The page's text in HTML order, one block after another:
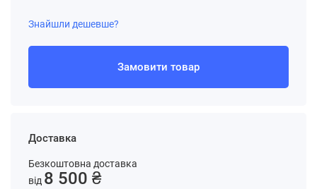
Доставка
Безкоштовна доставка
від 8 500 ₴
Знайшли дешевше?
Замовити товар